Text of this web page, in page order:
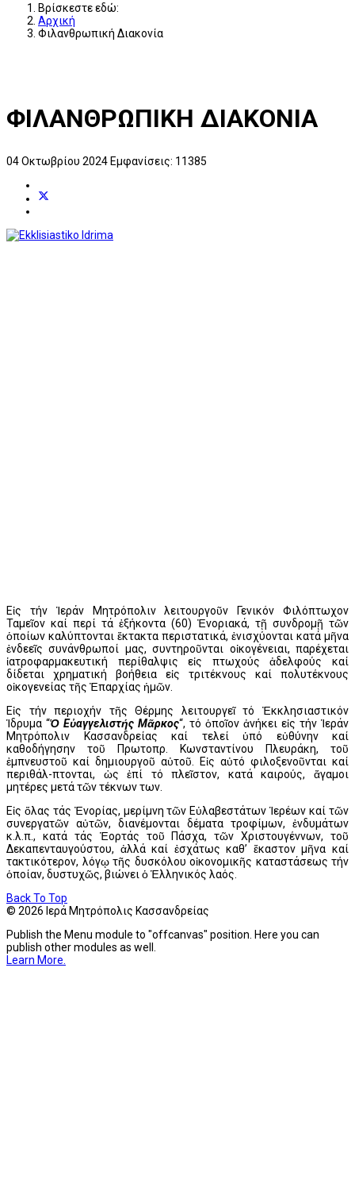
Βρίσκεστε εδώ:
Αρχική
Φιλανθρωπική Διακονία
ΦΙΛΑΝΘΡΩΠΙΚΗ ΔΙΑΚΟΝΙΑ
04 Οκτωβρίου 2024 Εμφανίσεις: 11385
Εἰς τήν Ἱεράν Μητρόπολιν λειτουργοῦν Γενικόν Φιλόπτωχον
Ταμεῖον καί περί τά ἑξήκοντα (60) Ἐνοριακά, τῇ συνδρομῇ τῶν
ὁποίων καλύπτονται ἔκτακτα περιστατικά, ἐνισχύονται κατά μῆνα
ἐνδεεῖς συνάνθρωποί μας, συντηροῦνται οἰκογένειαι, παρέχεται
ἰατροφαρμακευτική περίθαλψις εἰς πτωχούς ἀδελφούς καί
δίδεται χρηματική βοήθεια εἰς τριτέκνους καί πολυτέκνους
οἰκογενείας τῆς Ἐπαρχίας ἡμῶν.
Εἰς τήν περιοχήν τῆς Θέρμης λειτουργεῖ τό Ἐκκλησιαστικόν
Ἱδρυμα “Ὁ Εὐαγγελιστής Μᾶρκος“, τό ὁποῖον ἀνήκει εἰς τήν Ἱεράν
Μητρόπολιν Κασσανδρείας καί τελεί ὑπό εὐθύνην καί
καθοδήγησην τοῦ Πρωτοπρ. Κωνσταντίνου Πλευράκη, τοῦ
ἐμπνευστοῦ καί δημιουργοῦ αὐτοῦ. Εἰς αὐτό φιλοξενοῦνται καί
περιθάλ-πτονται, ὡς ἐπί τό πλεῖστον, κατά καιρούς, ἄγαμοι
μητέρες μετά τῶν τέκνων των.
Εἰς ὅλας τάς Ἐνορίας, μερίμνη τῶν Εὐλαβεστάτων Ἱερέων καί τῶν
συνεργατῶν αὐτῶν, διανέμονται δέματα τροφίμων, ἐνδυμάτων
κ.λ.π., κατά τάς Ἑορτάς τοῦ Πάσχα, τῶν Χριστουγέννων, τοῦ
Δεκαπενταυγούστου, ἀλλά καί ἐσχάτως καθ’ ἔκαστον μῆνα καί
τακτικότερον, λόγῳ τῆς δυσκόλου οἰκονομικῆς καταστάσεως τήν
ὁποίαν, δυστυχῶς, βιώνει ὁ Ἑλληνικός λαός.
Back To Top
© 2026 Ιερά Μητρόπολις Κασσανδρείας
Publish the Menu module to "offcanvas" position. Here you can
publish other modules as well.
Learn More.